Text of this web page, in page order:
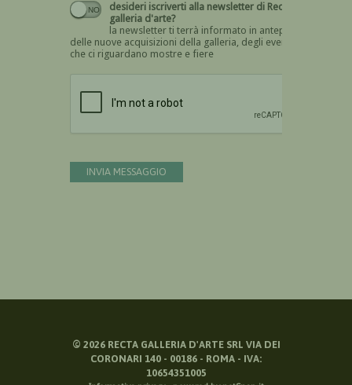
desideri iscriverti alla newsletter di Recta
galleria d'arte?
la newsletter ti terrà informato in anteprima
delle nuove acquisizioni della galleria, degli eventi
che ci riguardano mostre e fiere
INVIA MESSAGGIO
© 2026RECTA GALLERIA D'ARTE SRL VIA DEI
CORONARI 140 - 00186 - ROMA - IVA:
10654351005